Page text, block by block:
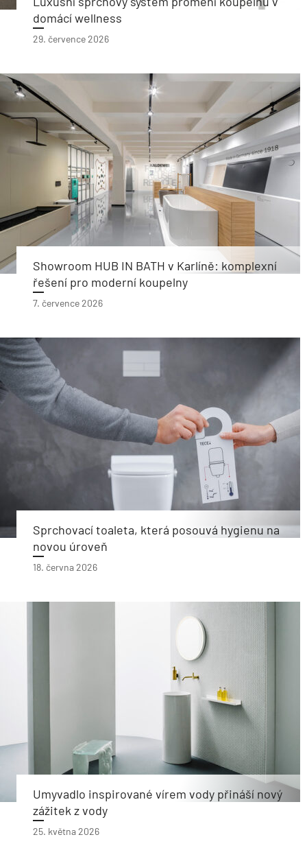
domácí wellness
29. července 2026
Showroom HUB IN BATH v Karlíně: komplexní
řešení pro moderní koupelny
7. července 2026
Sprchovací toaleta, která posouvá hygienu na
novou úroveň
18. června 2026
Umyvadlo inspirované vírem vody přináší nový
zážitek z vody
25. května 2026